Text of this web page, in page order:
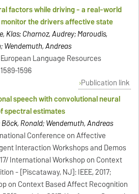
factors while driving - a real-world
the drivers affective state
Klas; Charnoz, Audrey; Maroudis,
Wendemuth, Andreas
European Language Resources
1596
Publication link
speech with convolutional neural
spectral estimates
Ronald; Wendemuth, Andreas
Conference on Affective
Interaction Workshops and Demos
International Workshop on Context
- [Piscataway, NJ]: IEEE, 2017;
on Context Based Affect Recognition